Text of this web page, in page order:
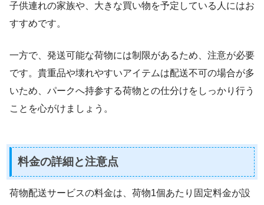
子供連れの家族や、大きな買い物を予定している人にはお
すすめです。
一方で、発送可能な荷物には制限があるため、注意が必要
です。貴重品や壊れやすいアイテムは配送不可の場合が多
いため、パークへ持参する荷物との仕分けをしっかり行う
ことを心がけましょう。
料金の詳細と注意点
荷物配送サービスの料金は、荷物1個あたり固定料金が設